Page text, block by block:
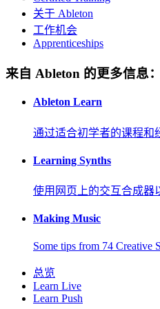
关于 Ableton
工作机会
Apprenticeships
来自 Ableton 的更多信息：
Ableton Learn
通过适合初学者的课程和
Learning Synths
使用网页上的交互合成器
Making Music
Some tips from 74 Creative
总览
Learn Live
Learn Push